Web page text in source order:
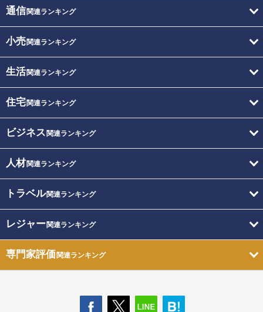
通信関連ランキング
小売関連ランキング
生活関連ランキング
住宅関連ランキング
ビジネス 関連ランキング
人材関連ランキング
トラベル関連ランキング
レジャー関連ランキング
専門家評価関連ランキング